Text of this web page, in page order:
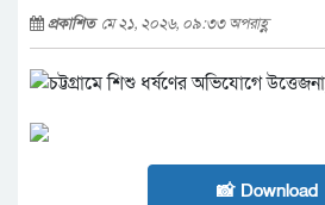
প্রকাশিত মে ২১, ২০২৬, ০৯:৩৩ অপরাহ্ণ
📸 Download